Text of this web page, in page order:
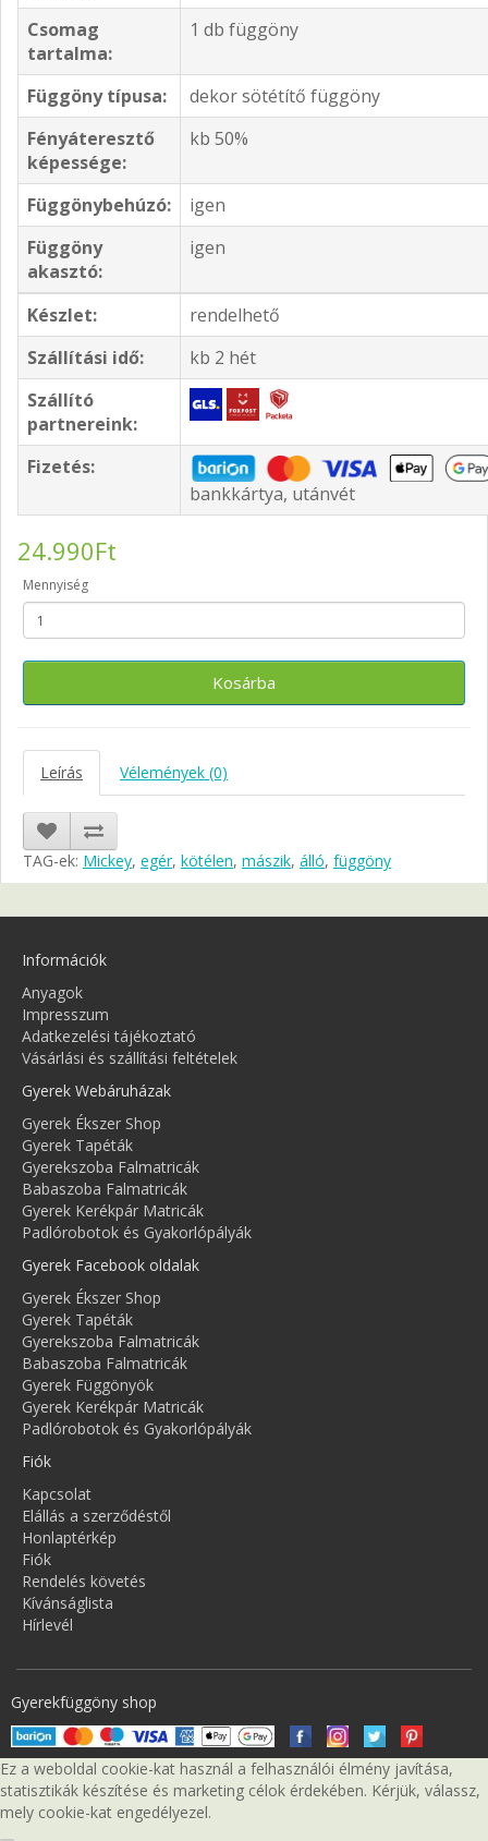
Csomag
tartalma:
1 db függöny
Függöny típusa:
dekor sötétítő függöny
Fényáteresztő
képessége:
kb 50%
Függönybehúzó:
igen
Függöny
akasztó:
igen
Készlet:
rendelhető
Szállítási idő:
kb 2 hét
Szállító
partnereink:
Fizetés:
bankkártya, utánvét
24.990Ft
Mennyiség
Kosárba
Leírás Vélemények (0)
TAG-ek: Mickey, egér, kötélen, mászik, álló, függöny
Információk
Anyagok
Impresszum
Adatkezelési tájékoztató
Vásárlási és szállítási feltételek
Gyerek Webáruházak
Gyerek Ékszer Shop
Gyerek Tapéták
Gyerekszoba Falmatricák
Babaszoba Falmatricák
Gyerek Kerékpár Matricák
Padlórobotok és Gyakorlópályák
Gyerek Facebook oldalak
Gyerek Ékszer Shop
Gyerek Tapéták
Gyerekszoba Falmatricák
Babaszoba Falmatricák
Gyerek Függönyök
Gyerek Kerékpár Matricák
Padlórobotok és Gyakorlópályák
Fiók
Kapcsolat
Elállás a szerződéstől
Honlaptérkép
Fiók
Rendelés követés
Kívánságlista
Hírlevél
Gyerekfüggöny shop
Ez a weboldal cookie-kat használ a felhasználói élmény javítása,
statisztikák készítése és marketing célok érdekében. Kérjük, válassz,
mely cookie-kat engedélyezel.